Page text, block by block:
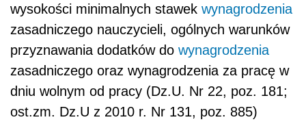
wysokości minimalnych stawek wynagrodzenia
zasadniczego nauczycieli, ogólnych warunków
przyznawania dodatków do wynagrodzenia
zasadniczego oraz wynagrodzenia za pracę w
dniu wolnym od pracy (Dz.U. Nr 22, poz. 181;
ost.zm. Dz.U z 2010 r. Nr 131, poz. 885)